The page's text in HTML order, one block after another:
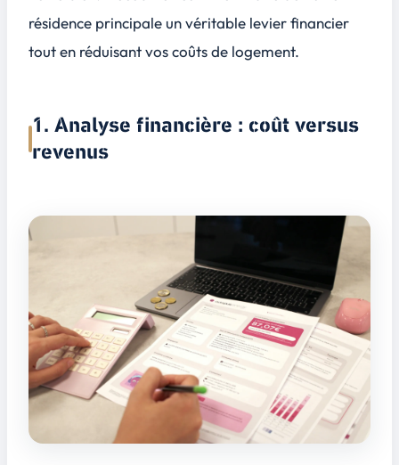
résidence principale un véritable levier financier
tout en réduisant vos coûts de logement.
1. Analyse financière : coût versus
revenus